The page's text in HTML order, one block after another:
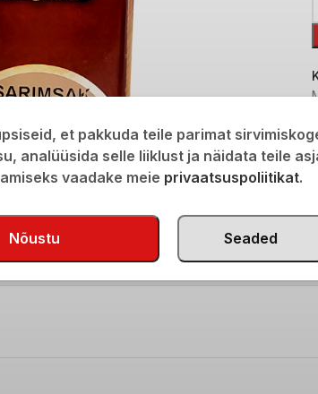
et pakkuda teile parimat
analüüsida selle liiklust ja näidata teile
vaadake meie privaatsuspoliitikat.
Nõustu Seaded